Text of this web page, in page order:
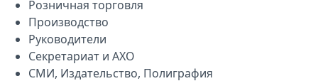
Розничная торговля
Производство
Руководители
Секретариат и АХО
СМИ, Издательство, Полиграфия